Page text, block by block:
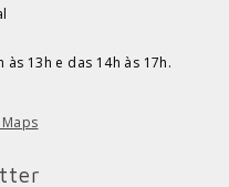
13h e das 14h às 17h.